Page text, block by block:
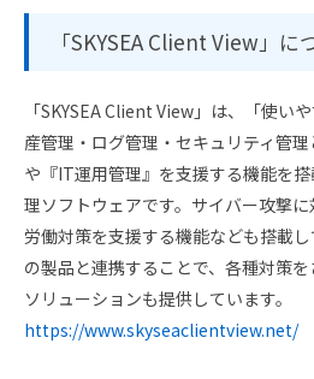
「SKYSEA Client View」に
「SKYSEA Client View」は、「使い
産管理・ログ管理・セキュリティ管理
や『IT運用管理』を支援する機能を
理ソフトウェアです。サイバー攻撃
労働対策を支援する機能なども搭載
の製品と連携することで、各種対策
ソリューションも提供しています。
https://www.skyseaclientview.net/​​​​​​​